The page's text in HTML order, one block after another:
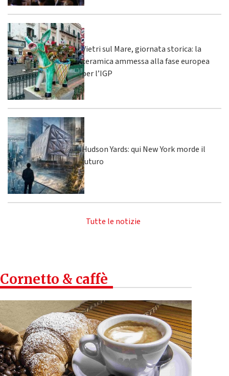
Vietri sul Mare, giornata storica: la
ceramica ammessa alla fase europea
per l’IGP
Hudson Yards: qui New York morde il
futuro
Tutte le notizie
Cornetto & caffè